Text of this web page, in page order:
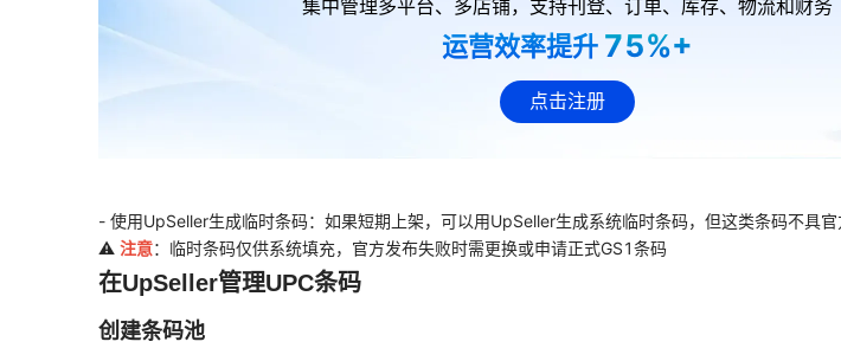
集中管理多平台、多店铺，支持刊登、订单、库存、物流和财务
运营效率提升 75%+
点击注册
- 使用UpSeller生成临时条码：如果短期上架，可以用UpSeller生成系统临时条码，但这类条码不具官
⚠️ 注意：临时条码仅供系统填充，官方发布失败时需更换或申请正式GS1条码
在UpSeller管理UPC条码
创建条码池